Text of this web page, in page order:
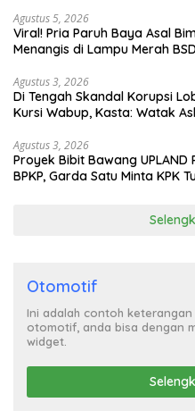
Agustus 5, 2026
Viral! Pria Paruh Baya Asal
Menangis di Lampu Merah
Agustus 3, 2026
Di Tengah Skandal Korupsi
Kursi Wabup, Kasta: Watak
Agustus 3, 2026
Proyek Bibit Bawang
BPKP, Garda Satu Minta KPK
Otomotif
Ini adalah contoh
otomotif, anda bisa dengan
widget.